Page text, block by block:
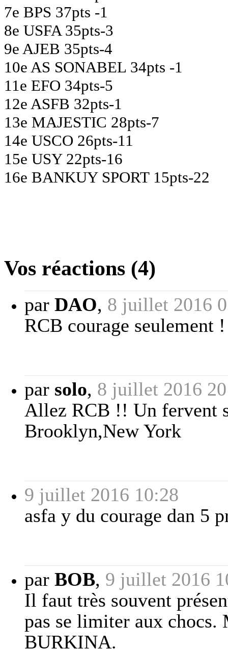
7e BPS 37pts -1
8e USFA 35pts-3
9e AJEB 35pts-4
10e AS SONABEL 34pts -1
11e EFO 34pts-5
12e ASFB 32pts-1
13e MAJESTIC 28pts-7
14e USCO 26pts-11
15e USY 22pts-16
16e BANKUY SPORT 15pts-22
Vos réactions (4)
par DAO, 8 juillet 2016
RCB courage seulement !
par solo, 8 juillet 2016
Allez RCB !! Un fervent
Brooklyn,New York
9 juillet 2016 10:28
asfa y du courage dan 5
par BOB, 9 juillet 2016
Il faut très souvent
pas se limiter aux
BURKINA.